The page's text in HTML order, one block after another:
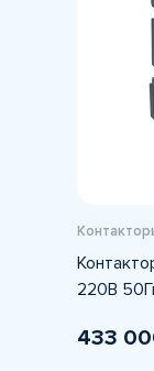
220В
433